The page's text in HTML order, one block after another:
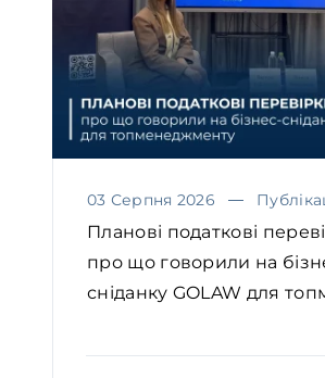
03 Серпня 2026
Планові податкові
про що говорили на
сніданку GOLAW для